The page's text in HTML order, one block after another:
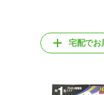
宅配でお